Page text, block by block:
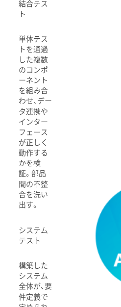
結合テス
ト
単体テス
トを通過
した複数
のコンポ
ーネント
を組み合
わせ、デー
タ連携や
インター
フェース
が正しく
動作する
かを検
証。部品
間の不整
合を洗い
出す。
システム
テスト
構築した
システム
全体が、要
件定義で